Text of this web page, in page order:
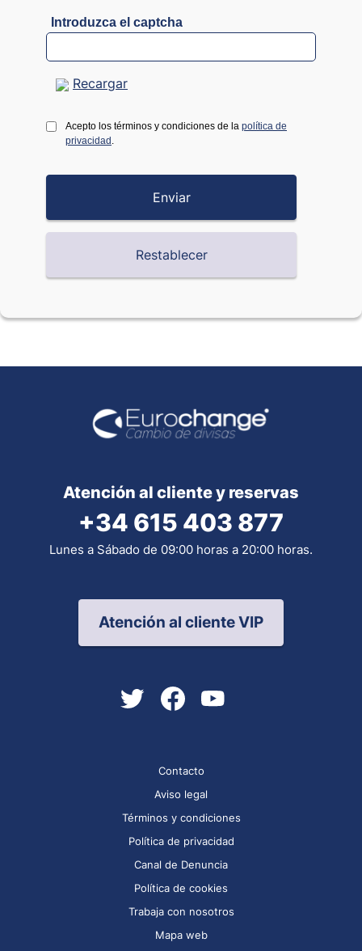
Introduzca el captcha
Recargar
Acepto los términos y condiciones de la política de
privacidad .
Atención al cliente y reservas
+34 615 403 877
Lunes a Sábado de 09:00 horas a 20:00 horas.
Atención al cliente VIP
Contacto
Aviso legal
Términos y condiciones
Política de privacidad
Canal de Denuncia
Política de cookies
Trabaja con nosotros
Mapa web